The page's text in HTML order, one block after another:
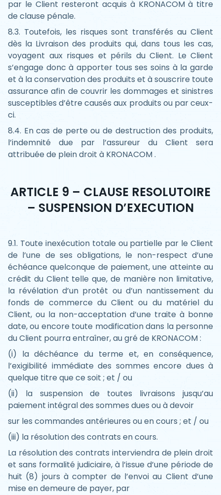
par le Client resteront acquis à KRONACOM à titre
de clause pénale.
8.3. Toutefois, les risques sont transférés au Client
dès la Livraison des produits qui, dans tous les cas,
voyagent aux risques et périls du Client. Le Client
s’engage donc à apporter tous ses soins à la garde
et à la conservation des produits et à souscrire toute
assurance afin de couvrir les dommages et sinistres
susceptibles d’être causés aux produits ou par ceux-
ci.
8.4. En cas de perte ou de destruction des produits,
l’indemnité due par l’assureur du Client sera
attribuée de plein droit à KRONACOM .
ARTICLE 9 – CLAUSE RESOLUTOIRE
– SUSPENSION D’EXECUTION
9.1. Toute inexécution totale ou partielle par le Client
de l’une de ses obligations, le non-respect d’une
échéance quelconque de paiement, une atteinte au
crédit du Client telle que, de manière non limitative,
la révélation d’un protêt ou d’un nantissement du
fonds de commerce du Client ou du matériel du
Client, ou la non-acceptation d’une traite à bonne
date, ou encore toute modification dans la personne
du Client pourra entraîner, au gré de KRONACOM :
(i) la déchéance du terme et, en conséquence,
l’exigibilité immédiate des sommes encore dues à
quelque titre que ce soit ; et / ou
(ii) la suspension de toutes livraisons jusqu’au
paiement intégral des sommes dues ou à devoir
sur les commandes antérieures ou en cours ; et / ou
(iii) la résolution des contrats en cours.
La résolution des contrats interviendra de plein droit
et sans formalité judiciaire, à l’issue d’une période de
huit (8) jours à compter de l’envoi au Client d’une
mise en demeure de payer, par